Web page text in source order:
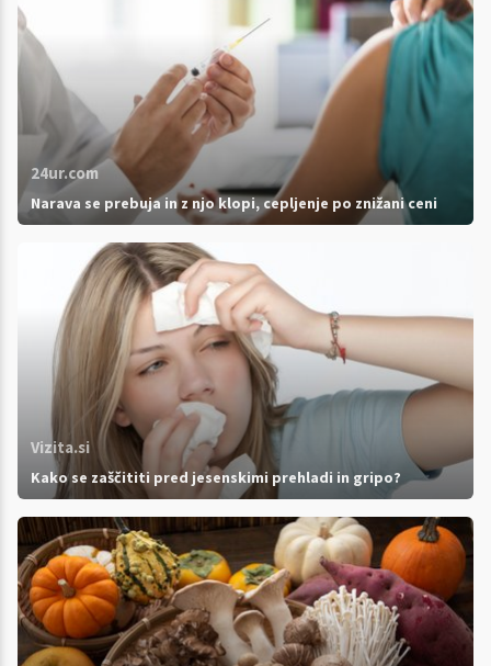
24ur.com
Narava se prebuja in z njo klopi, cepljenje po znižani ceni
Vizita.si
Kako se zaščititi pred jesenskimi prehladi in gripo?